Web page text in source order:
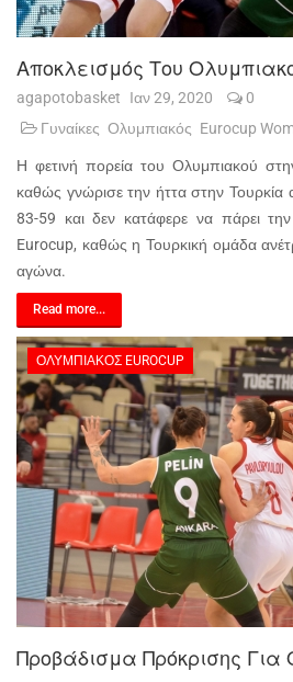
Αποκλεισμός Του
agapotobasket Ιαν 29, 2020
0
Γυναίκες Ολυμπιακός Eurocup
Η φετινή πορεία του Ολυμπιακού
καθώς γνώρισε την ήττα στην
83-59 και δεν κατάφερε να πάρει
Eurocup, καθώς η Τουρκική ομάδα
αγώνα.
Read more...
ΟΛΥΜΠΙΑΚΌΣ EUROCUP
Προβάδισμα Πρόκρισης Για